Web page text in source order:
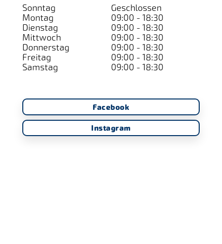
Sonntag
Geschlossen
Montag
09:00 - 18:30
Dienstag
09:00 - 18:30
Mittwoch
09:00 - 18:30
Donnerstag
09:00 - 18:30
Freitag
09:00 - 18:30
Samstag
09:00 - 18:30
Facebook
Instagram